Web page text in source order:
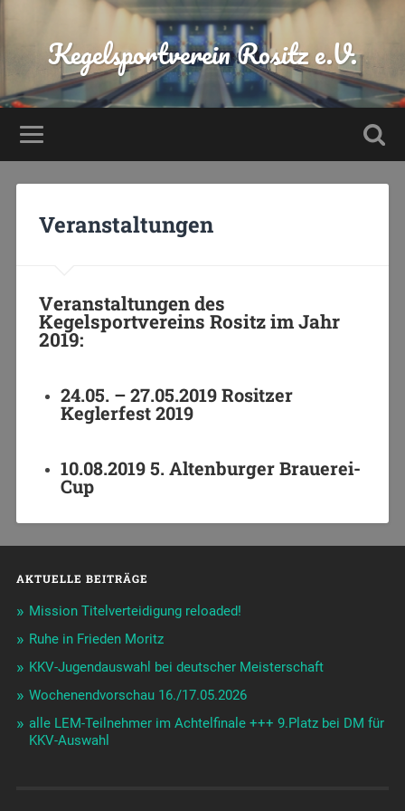
Kegelsportverein Rositz e.V.
Veranstaltungen
Veranstaltungen des
Kegelsportvereins Rositz im Jahr
2019:
24.05. – 27.05.2019 Rositzer
Keglerfest 2019
10.08.2019 5. Altenburger Brauerei-
Cup
AKTUELLE BEITRÄGE
Mission Titelverteidigung reloaded!
Ruhe in Frieden Moritz
KKV-Jugendauswahl bei deutscher Meisterschaft
Wochenendvorschau 16./17.05.2026
alle LEM-Teilnehmer im Achtelfinale +++ 9.Platz bei DM für
KKV-Auswahl